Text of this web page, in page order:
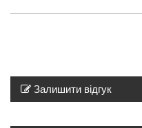
Залишити відгук